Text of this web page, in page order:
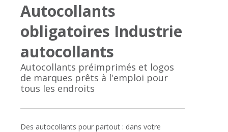
Pictogrammes
Images autocollantes
Téléchargez votre propre conception
Corona Covid-19
Autocollants
obligatoires Industrie
autocollants
Autocollants préimprimés et logos
de marques prêts à l'emploi pour
tous les endroits
Des autocollants pour partout : dans votre